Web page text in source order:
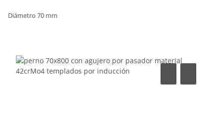
Diámetro 70 mm